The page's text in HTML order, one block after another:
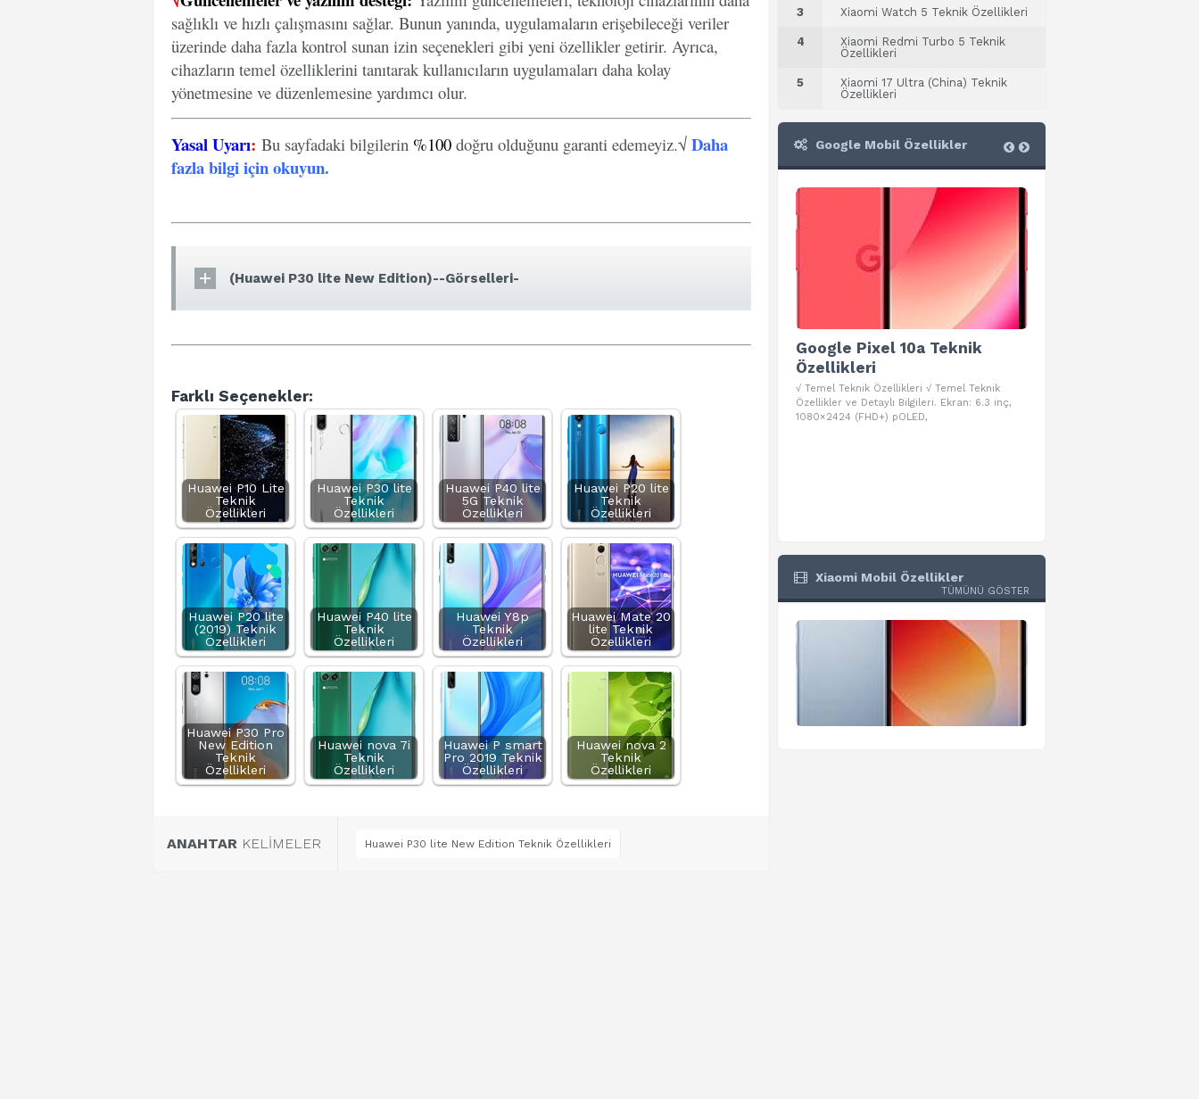
sağlıklı ve hızlı çalışmasını sağlar. Bunun yanında, uygulamaların erişebileceği veriler
üzerinde daha fazla kontrol sunan izin seçenekleri gibi yeni özellikler getirir. Ayrıca,
cihazların temel özelliklerini tanıtarak kullanıcıların uygulamaları daha kolay
yönetmesine ve düzenlemesine yardımcı olur.
Yasal Uyarı: Bu sayfadaki bilgilerin %100 doğru olduğunu garanti edemeyiz.√ Daha
fazla bilgi için okuyun.
(Huawei P30 lite New Edition)--Görselleri-
Farklı Seçenekler:
Huawei P10 Lite
Teknik
Özellikleri
Huawei P30 lite
Teknik
Özellikleri
Huawei P40 lite
5G Teknik
Özellikleri
Huawei P20 lite
Teknik
Özellikleri
Huawei P20 lite
(2019) Teknik
Özellikleri
Huawei P40 lite
Teknik
Özellikleri
Huawei Y8p
Teknik
Özellikleri
Huawei Mate 20
lite Teknik
Özellikleri
Huawei P30 Pro
New Edition
Teknik
Özellikleri
Huawei nova 7i
Teknik
Özellikleri
Huawei P smart
Pro 2019 Teknik
Özellikleri
Huawei nova 2
Teknik
Özellikleri
ANAHTAR KELİMELER Huawei P30 lite New Edition Teknik Özellikleri
3 Xiaomi Watch 5 Teknik Özellikleri
4
Xiaomi Redmi Turbo 5 Teknik
Özellikleri
5
Xiaomi 17 Ultra (China) Teknik
Özellikleri
Google Mobil Özellikler
Google Pixel 10 Pro Teknik
1280 x 2856 piksel, 120 Hz LTPO
Google Pixel 10a Teknik
Özellikleri
√ Temel Teknik Özellikleri √ Temel Teknik
Özellikler ve Detaylı Bilgileri. Ekran: 6.3 inç,
1080×2424 (FHD+) pOLED,
Xiaomi Mobil Özellikler
TÜMÜNÜ GÖSTER